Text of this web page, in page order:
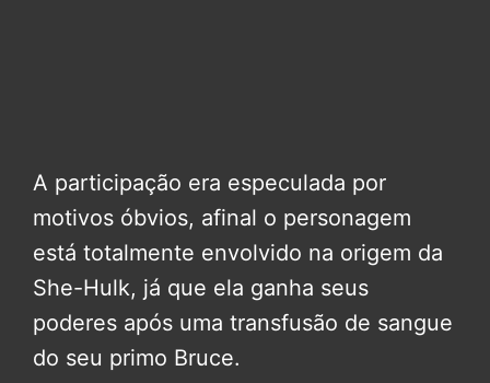
A participação era especulada por
motivos óbvios, afinal o personagem
está totalmente envolvido na origem da
She-Hulk, já que ela ganha seus
poderes após uma transfusão de sangue
do seu primo Bruce.